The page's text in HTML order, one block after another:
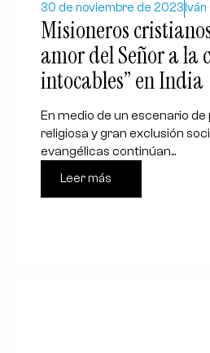
30 de noviembre de 2023
Misioneros
amor del Señor a la
intocables” en India
En medio de un escenario
religiosa y gran exclusión
evangélicas continúan...
Leer más